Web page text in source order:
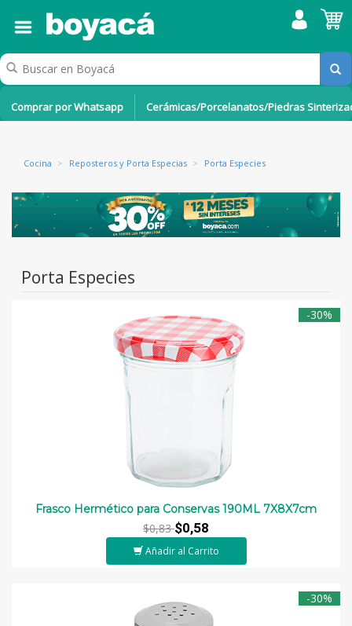
Comprar por Whatsapp Cerámicas/Porcelanatos/Piedras
Cocina > Reposteros y Porta Especias > Porta Especies
Porta Especies
-30%
Frasco Hermético para Conservas 190ML 7X8X7cm
$0,83$0,58
Añadir al Carrito
-30%